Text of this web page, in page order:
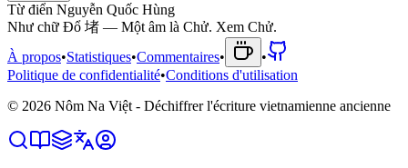
Từ điển Nguyễn Quốc Hùng
Như chữ Đổ 堵 — Một âm là Chử. Xem Chử.
À propos•Statistiques•Commentaires•
•
Politique de confidentialité•Conditions d'utilisation
© 2026 Nôm Na Việt - Déchiffrer l'écriture vietnamienne ancienne